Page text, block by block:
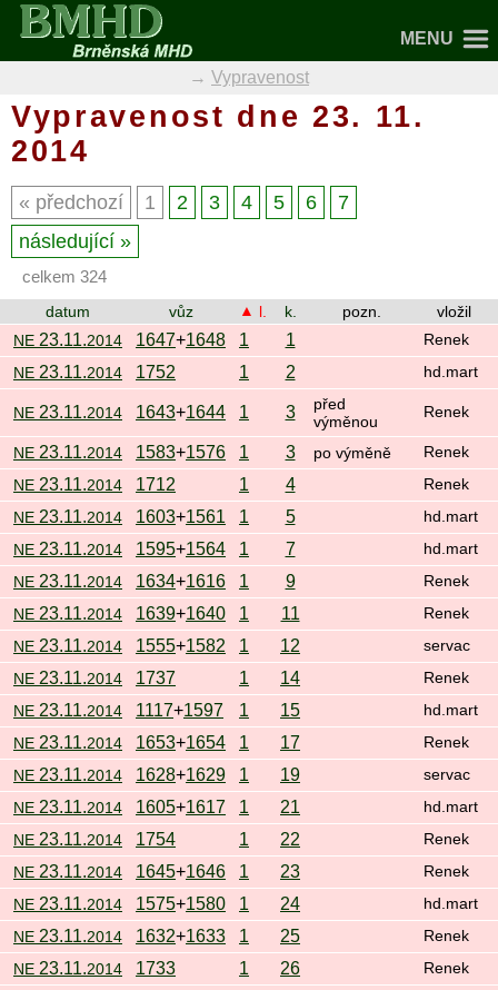
Vypravenost dne 23. 11.
2014
předchozí 1 2 3 4 5 6
7
následující
celkem 324
datum
vůz l. k. pozn.
vložil
NE 23.11.2014 1647+1648 1 1 Renek
NE 23.11.2014 1752 1 2 hd.mart
NE 23.11.2014 1643+1644 1 3
před
výměnou
Renek
NE 23.11.2014 1583+1576 1 3 po výměně Renek
NE 23.11.2014 1712 1 4 Renek
NE 23.11.2014 1603+1561 1 5 hd.mart
NE 23.11.2014 1595+1564 1 7 hd.mart
NE 23.11.2014 1634+1616 1 9 Renek
NE 23.11.2014 1639+1640 1 11 Renek
NE 23.11.2014 1555+1582 1 12 servac
NE 23.11.2014 1737 1 14 Renek
NE 23.11.2014 1117+1597 1 15 hd.mart
NE 23.11.2014 1653+1654 1 17 Renek
NE 23.11.2014 1628+1629 1 19 servac
NE 23.11.2014 1605+1617 1 21 hd.mart
NE 23.11.2014 1754 1 22 Renek
NE 23.11.2014 1645+1646 1 23 Renek
NE 23.11.2014 1575+1580 1 24 hd.mart
NE 23.11.2014 1632+1633 1 25 Renek
NE 23.11.2014 1733 1 26 Renek
MENU
Vypravenost